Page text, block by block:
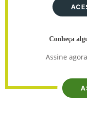
Conheça
Assine